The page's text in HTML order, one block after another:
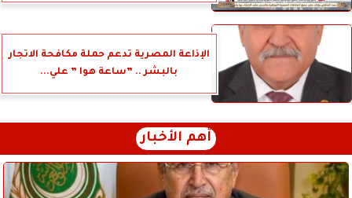
الإذاعة المصرية تدعم حملة مكافحة الاتجار
بالبشر .. ”ساعة هوا ” علي...
أهم الأخبار